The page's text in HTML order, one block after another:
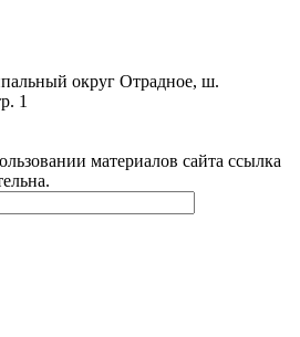
округ Отрадное, ш.
1
материалов сайта ссылка